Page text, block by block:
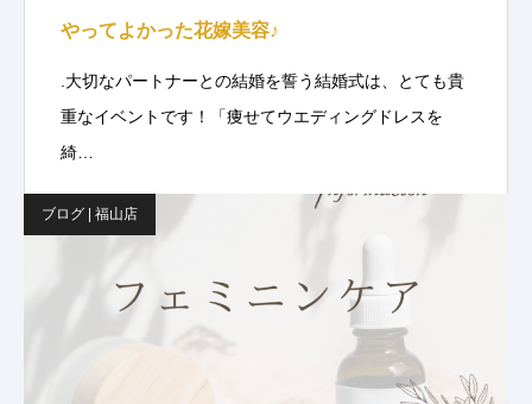
やってよかった花嫁美容♪
.大切なパートナーとの結婚を誓う結婚式は、とても貴
重なイベントです！「痩せてウエディングドレスを
綺…
ブログ | 福山店